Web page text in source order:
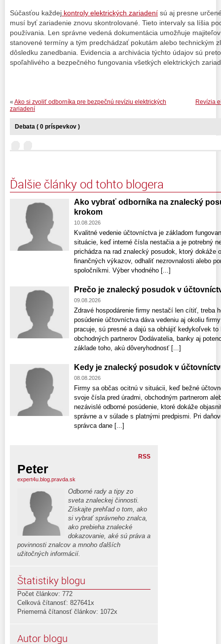
Súčasťou každej kontroly elektrických zariadení sú aj presne
musí byť zariadenie znovu skontrolované. Tieto intervaly sa líšia
používania. Len správne vedená dokumentácia umožňuje
stanovené termíny a tým predchádzať pokutám alebo technickým
dôsledku zanedbania. Evidencia a archivácia týchto údajov sú
spoľahlivého a bezpečného fungovania všetkých elektrických
Revízia
« Ako si zvoliť odborníka pre bezpečnú revíziu elektrických
zariadení
Debata ( 0 príspevkov )
Ďalšie články od tohto blogera
Ako vybrať odborníka na znalecký
krokom
10.08.2026
Kvalitné vedenie účtovníctva je základom
situácie, keď interné čísla nestačia a je potrebný
prichádza na rad znalecký posudok, ktorý dokáže
finančných výkazov, odhaliť nezrovnalosti alebo
spoločníkmi. Výber vhodného [...]
Prečo je znalecký posudok v
09.08.2026
Zdravé hospodárenie firmy nestačí len cítiť, treba
posúdenie účtovníctva dáva vedeniu aj okoliu
pracuje, sú presné a dajú sa obhájiť kedykoľvek to
obchodných partnerov Dodávatelia, banky aj
základe toho, akú dôveryhodnosť [...]
Kedy je znalecký posudok v
08.08.2026
Firmy sa občas ocitnú v situácii, keď bežné
svoje čísla pred úradmi, obchodným partnerom
nezávislé odborné posúdenie, ktoré dokáže
správne a v súlade s platnými predpismi. Pri
správca dane [...]
RSS
Peter
expert4u.blog.pravda.sk
Odborné rady a tipy zo
sveta znaleckej činnosti.
Získajte prehľad o tom, ako
si vybrať správneho znalca,
ako prebieha znalecké
dokazovanie, aké sú práva a
povinnosti znalcov a mnoho ďalších
užitočných informácií.
Štatistiky blogu
Počet článkov: 772
Celková čítanosť: 827641x
Priemerná čítanosť článkov: 1072x
Autor blogu